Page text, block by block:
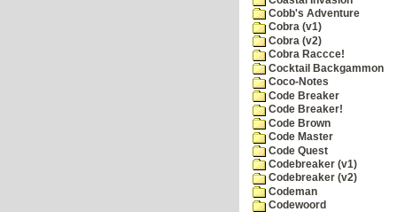
Cobb's Adventure
Cobra (v1)
Cobra (v2)
Cobra Raccce!
Cocktail Backgammon
Coco-Notes
Code Breaker
Code Breaker!
Code Brown
Code Master
Code Quest
Codebreaker (v1)
Codebreaker (v2)
Codeman
Codewoord